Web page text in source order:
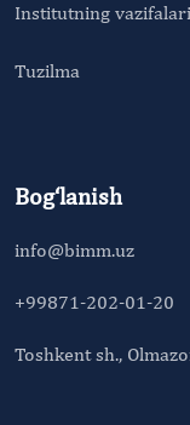
Institutning vazifalari
Tuzilma
Bog‘lanish
info@bimm.uz
+99871-202-01-20
Toshkent sh.,